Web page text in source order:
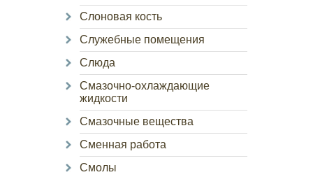
Слоновая кость
Служебные помещения
Слюда
Смазочно-охлаждающие
жидкости
Смазочные вещества
Сменная работа
Смолы